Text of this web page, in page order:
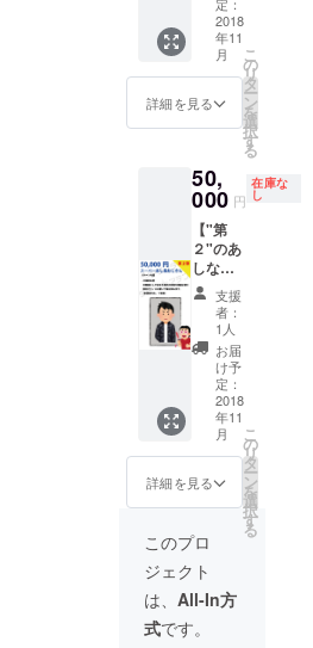
さま向
け」ご
支援を
お願い
【期待
効果】
ディア
は現時
点でな
いです
が、初
期投資
として
サービ
スが拡
張する
にあた
り効果
が高ま
ります
・今
後、イ
ンタ
ビュー
などは
高額な
りま
す。初
回クラ
ファン
のみの
制作予
定のア
テン
ダー・
ドメ
ディア
置・掲
載予定
・フ
リー
ペー
パーや
特設
ページ
などは
本番リ
リース
後の反
映とな
ります
・PR動
画や登
壇など
は順次
2019年
入りま
したら
公開さ
れてい
きます
・登壇
アー・
プラン
として
広告枠
（メル
マガ/オ
メディ
ア）
【こん
な方に
おすす
め】 ・
「アテ
ン
ダー」
を共に
盛り上
げてく
れる企
業・団
体様 ・
地方盛
り上げ
隊、地
域活性
化団
体、大
学や自
治体な
ど ・ア
テンド
事項】
・参加
費は別
途ご負
（3000
円想
ス記念
イベン
トの日
程は、
2019/02
/09(土)
午後を
予定し
ていま
す。 ※
沖縄居
酒屋貸
切イベ
ントの
日程
2019/02
/10(日)
を予定
してい
ます。
前日の
リリー
ス記念
「アテ
ダー」
を共に
げてく
れる方
談した
い方
（エン
ジニア
のキャ
リア相
談）は
得意で
す ・単
純に宮
城と話
したい
意事
項】 ・
内でお
願いし
・お店
などお
任せし
ます。
全てご
馳走願
流会）
・繋が
る楽し
さを実
感！東
京アテ
ン
ダー：
小笠原
愛） ※
日本国
内、海
外で多
数プラ
イベー
トでア
テン
ダーと
して活
躍して
いる小
さんに
アテン
もらう
体験会
【こん
な方に
め】 ・
ダー支
援者様
限定グ
ルー
プ」FB
グルー
のオリ
ジナル
旅プラ
ン進呈
・リ
リース
記念イ
ベント
（開発
秘話 / 開
発者交
流会）
・繋が
る楽し
さを実
感！東
京アテ
（アテ
ダー：
小笠原
愛） ※
日本国
不要！
という
人向け
です
が、オ
フィス
内にあ
の写真
を額縁
に入れ
て圧倒
的に称
えさせ
ていた
だきま
す！！
額縁は
いい感
じのに
しま
す。 ま
た、
サービ
ス内の
ができ
ました
ら掲載
させて
いただ
きま
2018
年11
月
詳細を見る
こ
の
リ
タ
ー
ン
を
選
択
す
る
50,
000 円
在庫な
し
【"第
２"のあ
しなが
おじさ
ん向
け】 ・
圧倒的
名誉 他
のリ
ターン
は一切
不要！
という
人向け
です
が、オ
フィス
内にあ
なた様
の写真
を額縁
に入れ
支援
者：
1人
お届
け予
定：
2018
年11
月
詳細を見る
こ
の
リ
タ
ー
ン
を
選
択
す
る
このプロ
ジェクト
は、 All-In方
式です。